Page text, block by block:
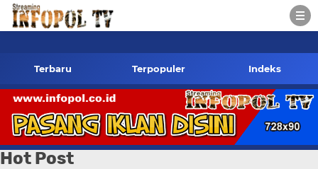
infopol.co.id Kontak Redaksi- 085784424805 wa
Terbaru Terpopuler Indeks
Hot Post